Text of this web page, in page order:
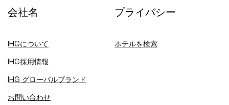
会社名
IHGについて
IHG採用情報
IHG グローバルブランド
お問い合わせ
プライバシー
ホテルを検索